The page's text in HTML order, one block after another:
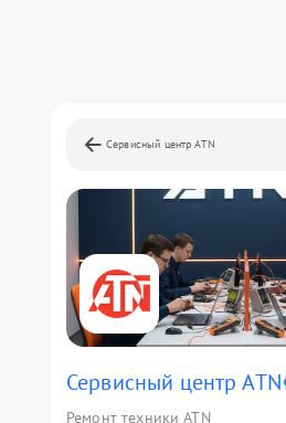
Сервисный центр ATN
Сервисный центр ATN
Ремонт техники ATN